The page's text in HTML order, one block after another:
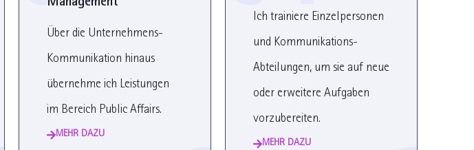
Management
Über die Unternehmens-
Kommunikation hinaus
übernehme ich Leistungen
im Bereich Public Affairs.
MEHR DAZU
Ich trainiere Einzelpersonen
und Kommunikations-
Abteilungen, um sie auf neue
oder erweitere Aufgaben
vorzubereiten.
MEHR DAZU